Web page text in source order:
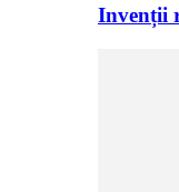
Invenții